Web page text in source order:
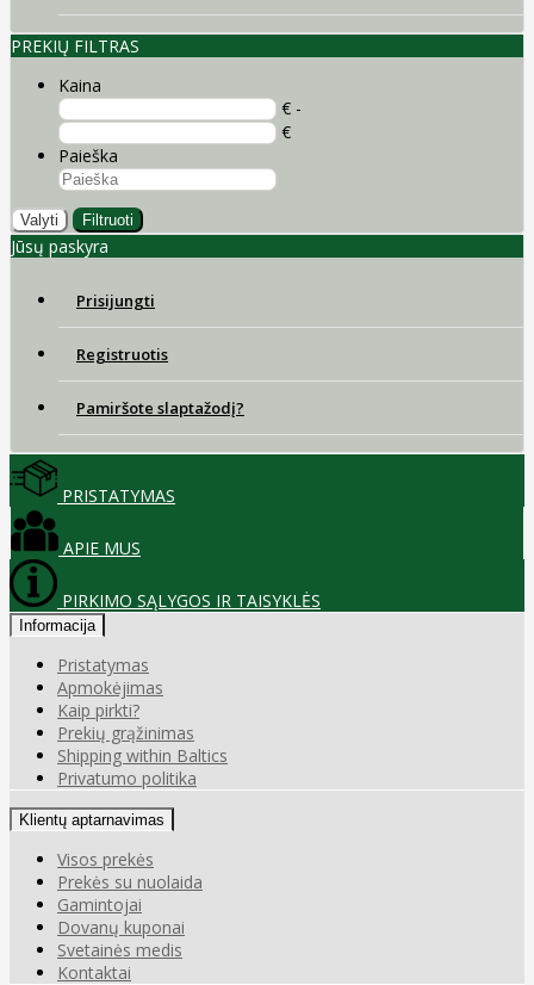
PREKIŲ FILTRAS
Kaina
€ -
€
Paieška
Valyti Filtruoti
Jūsų paskyra
Prisijungti
Registruotis
Pamiršote slaptažodį?
PRISTATYMAS
APIE MUS
PIRKIMO SĄLYGOS IR TAISYKLĖS
Informacija
Pristatymas
Apmokėjimas
Kaip pirkti?
Prekių grąžinimas
Shipping within Baltics
Privatumo politika
Klientų aptarnavimas
Visos prekės
Prekės su nuolaida
Gamintojai
Dovanų kuponai
Svetainės medis
Kontaktai